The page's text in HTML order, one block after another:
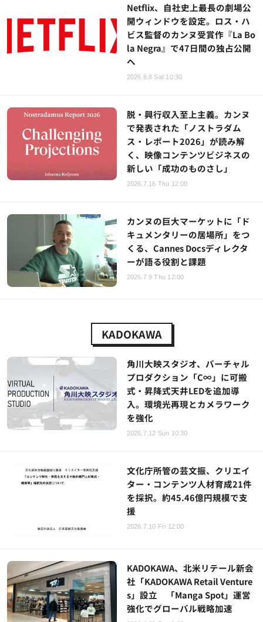
Netflix、自社史上最長の劇場公
開ウィンドウを設定。ロス・ハ
ビス監督のカンヌ受賞作『La Bo
la Negra』で47日間の独占公開
へ
2026.8.8 Sat 10:30
脱・興行収入至上主義。カンヌ
で発表された「ノストラダム
ス・レポート2026」が読み解
く、映像コンテンツビジネスの
新しい「成功のものさし」
2026.7.16 Thu 12:00
カンヌの巨大マーケットに「ド
キュメンタリーの居場所」をつ
くる、Cannes Docsディレクタ
ーが語る役割と課題
2026.7.9 Thu 12:00
KADOKAWA
角川大映スタジオ、バーチャル
プロダクション「C∞」に可搬
式・昇降式天井LEDを追加導
入。環境光再現とカメラワーク
を強化
2026.7.12 Sun 10:30
文化庁所管の芸文振、クリエイ
ター・コンテンツ人材育成21件
を採択。約45.46億円規模で支
援
2026.7.10 Fri 12:00
KADOKAWA、北米リテール新会
社「KADOKAWA Retail Venture
s」設立 「Manga Spot」運営
強化でグローバル戦略加速